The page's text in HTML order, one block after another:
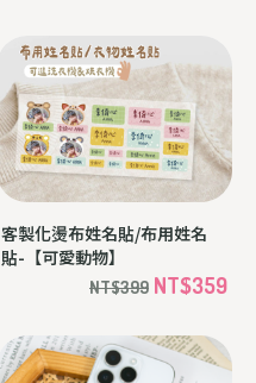
客製化燙布姓名貼/布用姓名
貼-【可愛動物】
NT$399 NT$359